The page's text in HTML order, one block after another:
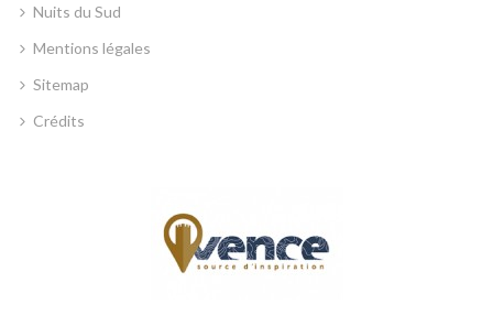
Nuits du Sud
Mentions légales
Sitemap
Crédits